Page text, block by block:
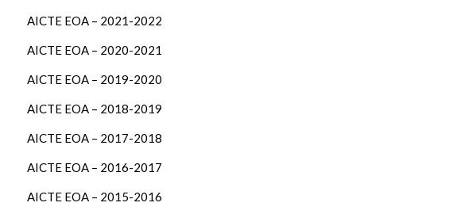
AICTE EOA – 2021-2022
AICTE EOA – 2020-2021
AICTE EOA – 2019-2020
AICTE EOA – 2018-2019
AICTE EOA – 2017-2018
AICTE EOA – 2016-2017
AICTE EOA – 2015-2016